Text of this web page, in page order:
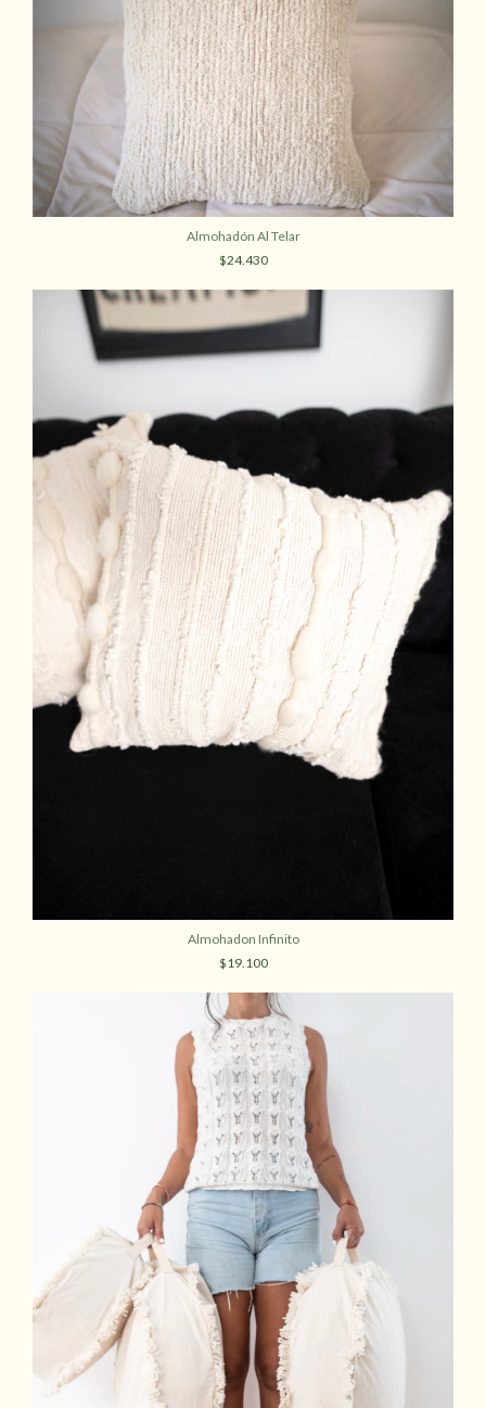
Almohadón Al Telar
$24.430
Almohadon Infinito
$19.100